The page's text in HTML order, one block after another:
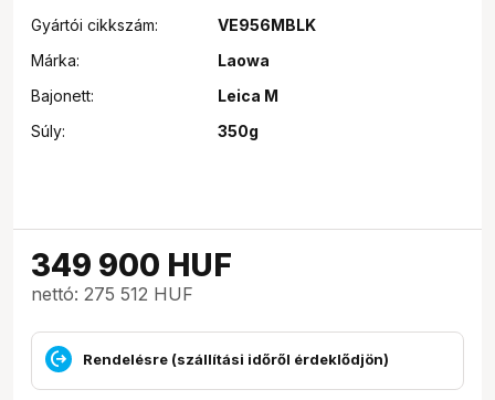
Gyártói cikkszám:
VE956MBLK
Márka:
Laowa
Bajonett:
Leica M
Súly:
350g
349 900 HUF
nettó: 275 512 HUF
Rendelésre (szállítási időről érdeklődjön)